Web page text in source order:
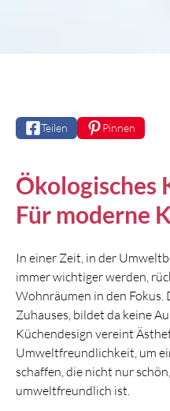
Teilen Pinnen
Ökologisches
Für moderne
In einer Zeit, in der
immer wichtiger werden,
Wohnräumen in den Fokus.
Zuhauses, bildet da keine
Küchendesign vereint
Umweltfreundlichkeit, um
schaffen, die nicht nur
umweltfreundlich ist.